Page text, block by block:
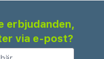
erbjudanden,
via e-post?